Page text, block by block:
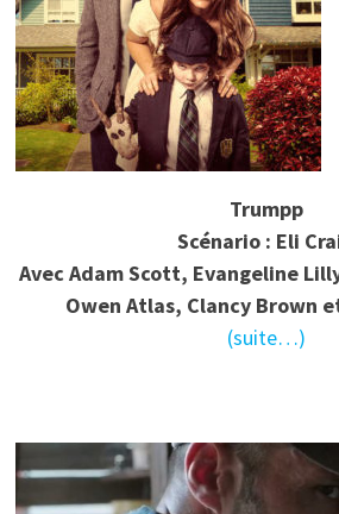
Trumpp
Scénario : Eli
Avec Adam Scott, Evangeline
Owen Atlas, Clancy Brown
(suite…)